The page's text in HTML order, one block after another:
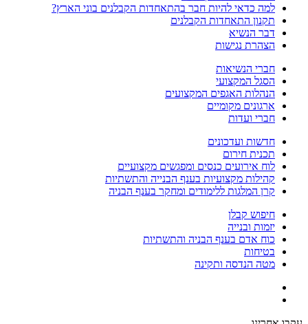
למה כדאי להיות חבר בהתאחדות הקבלנים בוני הארץ?
תקנון התאחדות הקבלנים
דבר הנשיא
הצהרת נגישות
חברי הנשיאות
הסגל המקצועי
הנהלות האגפים המקצועים
ארגונים מקומיים
חברי ועדות
חדשות ועדכונים
תכנית חירום
לוח אירועים כנסים ומפגשים מקצועיים
קהילות מקצועיות בענף הבנייה והתשתיות
קרן המלגות ללימודים ומחקר בענף הבניה
חיפוש קבלן
יזמות ובנייה
כוח אדם בענף הבניה והתשתיות
בטיחות
מטה הנדסה ותקינה